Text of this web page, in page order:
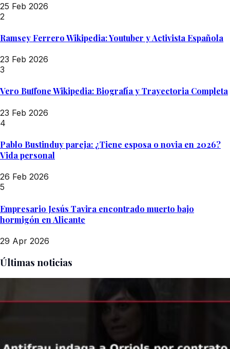
25 Feb 2026
2
Ramsey Ferrero Wikipedia: Youtuber y Activista Española
23 Feb 2026
3
Vero Buffone Wikipedia: Biografía y Trayectoria Completa
23 Feb 2026
4
Pablo Bustinduy pareja: ¿Tiene esposa o novia en 2026?
Vida personal
26 Feb 2026
5
Empresario Jesús Tavira encontrado muerto bajo
hormigón en Alicante
29 Apr 2026
Últimas noticias